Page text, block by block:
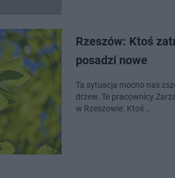
Rzeszów: Ktoś
posadzi nowe
Ta sytuacja mocno nas
drzew. Te pracownicy
w Rzeszowie. Ktoś …